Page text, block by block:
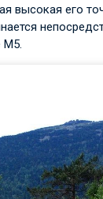
высокая его
М5.